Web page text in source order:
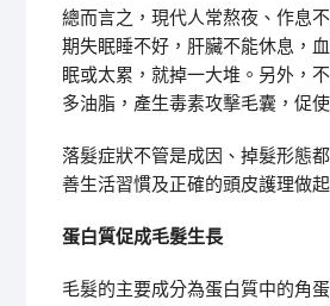
總而言之，現代人常熬夜、作息
期失眠睡不好，肝臟不能休息，
眠或太累，就掉一大堆。另外，
多油脂，產生毒素攻擊毛囊，促
落髮症狀不管是成因、掉髮形態
善生活習慣及正確的頭皮護理做
蛋白質促成毛髮生長
毛髮的主要成分為蛋白質中的角